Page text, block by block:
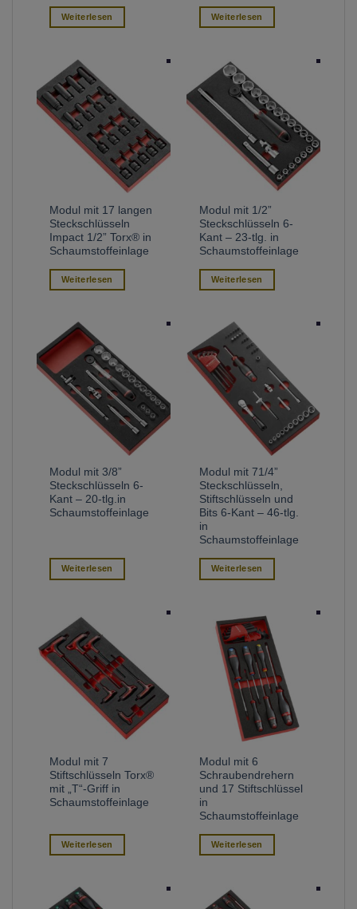
Weiterlesen Weiterlesen
Modul mit 17 langen
Steckschlüsseln
Impact 1/2” Torx® in
Schaumstoffeinlage
Weiterlesen
Modul mit 1/2”
Steckschlüsseln 6-
Kant – 23-tlg. in
Schaumstoffeinlage
Weiterlesen
Modul mit 3/8”
Steckschlüsseln 6-
Kant – 20-tlg.in
Schaumstoffeinlage
Weiterlesen
Modul mit 71/4”
Steckschlüsseln,
Stiftschlüsseln und
Bits 6-Kant – 46-tlg.
in
Schaumstoffeinlage
Weiterlesen
Modul mit 7
Stiftschlüsseln Torx®
mit „T“-Griff in
Schaumstoffeinlage
Weiterlesen
Modul mit 6
Schraubendrehern
und 17 Stiftschlüssel
in
Schaumstoffeinlage
Weiterlesen